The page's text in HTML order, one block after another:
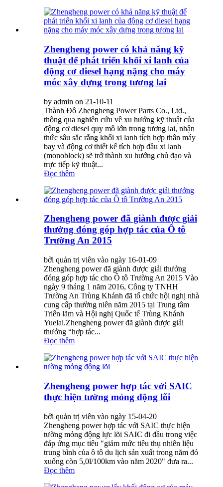
Zhengheng power có khả năng kỹ
thuật để phát triển khối xi lanh của
động cơ diesel hạng nặng cho máy
móc xây dựng trong tương lai
by admin on 21-10-11
Thành Đô Zhengheng Power Parts Co., Ltd.,
thông qua nghiên cứu về xu hướng kỹ thuật của
động cơ diesel quy mô lớn trong tương lai, nhận
thức sâu sắc rằng khối xi lanh tích hợp thân máy
bay và động cơ thiết kế tích hợp đầu xi lanh
(monoblock) sẽ trở thành xu hướng chủ đạo và
trực tiếp kỹ thuật...
Đọc thêm
Zhengheng power đã giành được giải
thưởng đóng góp hợp tác của Ô tô
Trường An 2015
bởi quản trị viên vào ngày 16-01-09
Zhengheng power đã giành được giải thưởng
đóng góp hợp tác cho Ô tô Trường An 2015 Vào
ngày 9 tháng 1 năm 2016, Công ty TNHH
Trường An Trùng Khánh đã tổ chức hội nghị nhà
cung cấp thường niên năm 2015 tại Trung tâm
Triển lãm và Hội nghị Quốc tế Trùng Khánh
Yuelai.Zhengheng power đã giành được giải
thưởng “hợp tác...
Đọc thêm
Zhengheng power hợp tác với SAIC
thực hiện tường mỏng động lõi
bởi quản trị viên vào ngày 15-04-20
Zhengheng power hợp tác với SAIC thực hiện
tường mỏng động lực lõi SAIC đi đầu trong việc
đáp ứng mục tiêu "giảm mức tiêu thụ nhiên liệu
trung bình của ô tô du lịch sản xuất trong năm đó
xuống còn 5,0l/100km vào năm 2020" đưa ra...
Đọc thêm